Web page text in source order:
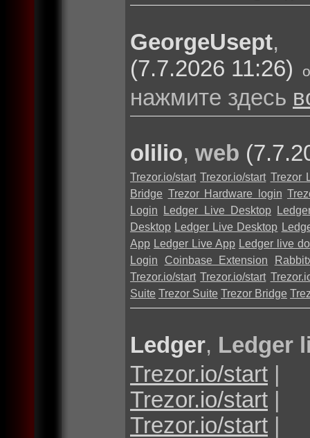
GeorgeUsept
(7.7.2026 11:26)
нажмите здесь
olilio, web
Trezor.io/start Trezor.io/start Trezor
Bridge Trezor Hardware login
Login
Ledger Live Desktop
Desktop Ledger Live Desktop
App Ledger Live App Ledger live
Login
Coinbase Extension
Trezor.io/start Trezor.io/start
Suite Trezor Suite Trezor Bridge
Ledger, Ledger
Trezor.io/start |
Trezor.io/start |
Trezor.io/start |